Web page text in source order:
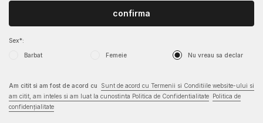
Sex*:
Barbat Femeie Nu vreau sa declar
confirma
Am citit si am fost de acord cu
Sunt de acord cu Termenii si Conditiile website-ului si
am citit, am inteles si am luat la cunostinta Politica de Confidentialitate
Politica de
confidențialitate